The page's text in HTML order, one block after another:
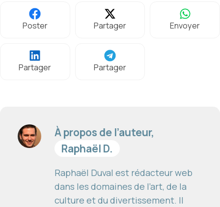
Poster Partager Envoyer
Partager Partager
À propos de l’auteur,
Raphaël D.
Raphaël Duval est rédacteur web
dans les domaines de l’art, de la
culture et du divertissement. Il